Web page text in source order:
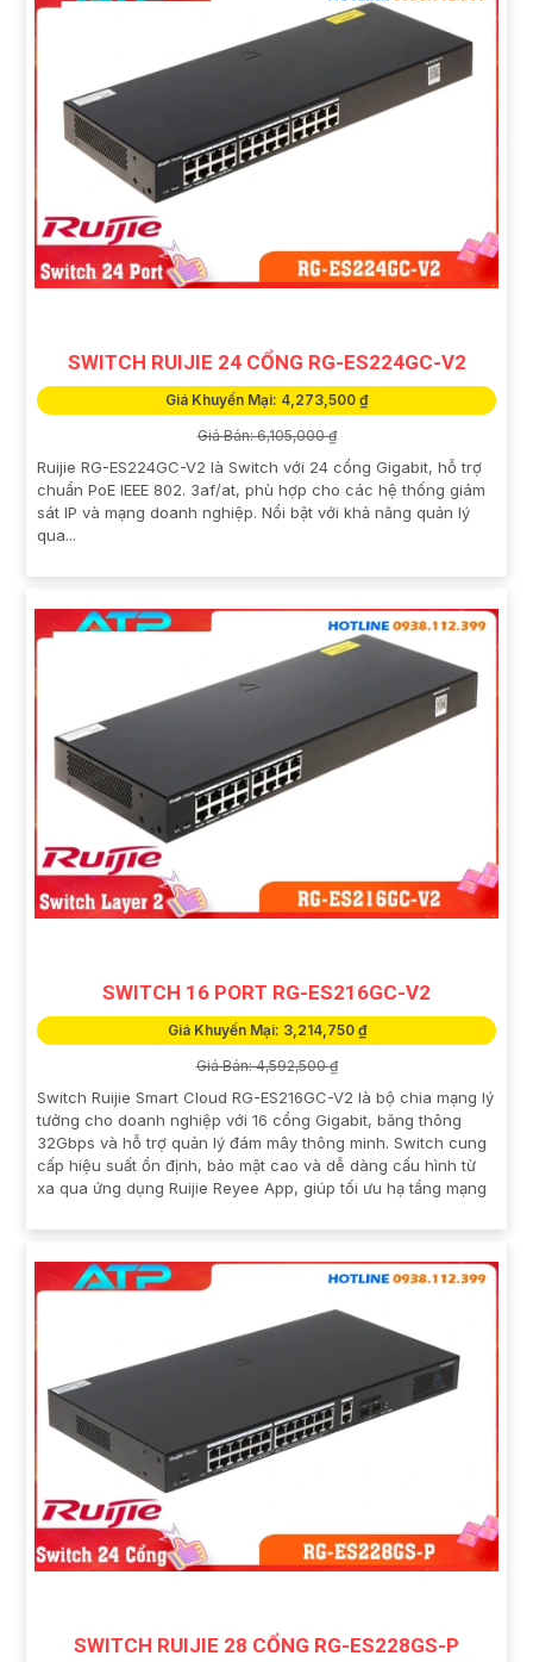
SWITCH RUIJIE 24 CỔNG RG-ES224GC-V2
Giá Khuyến Mại: 4,273,500 ₫
Giá Bán: 6,105,000 ₫
Ruijie RG-ES224GC-V2 là Switch với 24 cổng Gigabit, hỗ trợ
chuẩn PoE IEEE 802. 3af/at, phù hợp cho các hệ thống giám
sát IP và mạng doanh nghiệp. Nổi bật với khả năng quản lý
qua...
SWITCH 16 PORT RG-ES216GC-V2
Giá Khuyến Mại: 3,214,750 ₫
Giá Bán: 4,592,500 ₫
Switch Ruijie Smart Cloud RG-ES216GC-V2 là bộ chia mạng lý
tưởng cho doanh nghiệp với 16 cổng Gigabit, băng thông
32Gbps và hỗ trợ quản lý đám mây thông minh. Switch cung
cấp hiệu suất ổn định, bảo mật cao và dễ dàng cấu hình từ
xa qua ứng dụng Ruijie Reyee App, giúp tối ưu hạ tầng mạng
SWITCH RUIJIE 28 CỔNG RG-ES228GS-P